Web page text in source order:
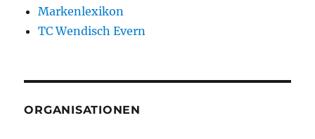
Markenlexikon
TC Wendisch Evern
ORGANISATIONEN